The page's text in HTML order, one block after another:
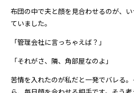
布団の中で夫と顔を見合わせるのが、
ていました。
「管理会社に言っちゃえば？」
「それがさ、隣、角部屋なのよ」
苦情を入れたのが私だと一発でバレる